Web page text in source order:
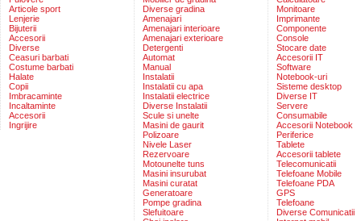
Articole sport
Lenjerie
Bijuterii
Accesorii
Diverse
Ceasuri barbati
Costume barbati
Halate
Copii
Imbracaminte
Incaltaminte
Accesorii
Ingrijire
Diverse gradina
Amenajari
Amenajari interioare
Amenajari exterioare
Detergenti
Automat
Manual
Instalatii
Instalatii cu apa
Instalatii electrice
Diverse Instalatii
Scule si unelte
Masini de gaurit
Polizoare
Nivele Laser
Rezervoare
Motounelte tuns
Masini insurubat
Masini curatat
Generatoare
Pompe gradina
Slefuitoare
Monitoare
Imprimante
Componente
Console
Stocare date
Accesorii IT
Software
Notebook-uri
Sisteme desktop
Diverse IT
Servere
Consumabile
Accesorii Notebook
Periferice
Tablete
Accesorii tablete
Telecomunicatii
Telefoane Mobile
Telefoane PDA
GPS
Telefoane
Diverse Comunicatii